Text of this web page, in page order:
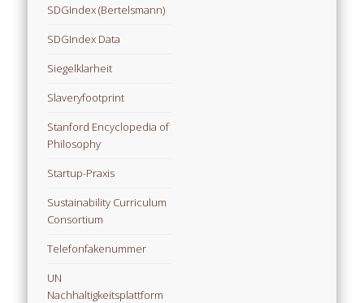
SDGIndex (Bertelsmann)
SDGIndex Data
Siegelklarheit
Slaveryfootprint
Stanford Encyclopedia of
Philosophy
Startup-Praxis
Sustainability Curriculum
Consortium
Telefonfakenummer
UN
Nachhaltigkeitsplattform